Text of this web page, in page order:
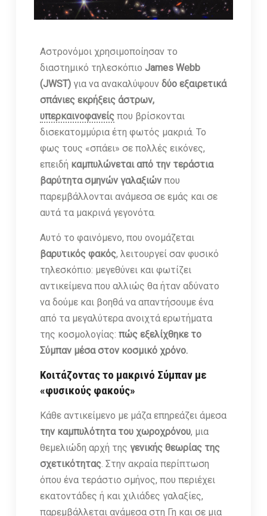
Αστρονόμοι χρησιμοποίησαν το
διαστημικό τηλεσκόπιο James Webb
(JWST)για να ανακαλύψουν δύο εξαιρετικά
σπάνιες εκρήξεις άστρων,
υπερκαινοφανείς που βρίσκονται
δισεκατομμύρια έτη φωτός μακριά. Το
φως τους «σπάει» σε πολλές εικόνες,
επειδή καμπυλώνεται από την τεράστια
βαρύτητα σμηνών γαλαξιώνπου
παρεμβάλλονται ανάμεσα σε εμάς και σε
αυτά τα μακρινά γεγονότα.
Αυτό το φαινόμενο, που ονομάζεται
βαρυτικός φακός, λειτουργεί σαν φυσικό
τηλεσκόπιο: μεγεθύνει και φωτίζει
αντικείμενα που αλλιώς θα ήταν αδύνατο
να δούμε και βοηθά να απαντήσουμε ένα
από τα μεγαλύτερα ανοιχτά ερωτήματα
της κοσμολογίας: πώς εξελίχθηκε το
Σύμπαν μέσα στον κοσμικό χρόνο.
Κοιτάζοντας το μακρινό Σύμπαν με
«φυσικούς φακούς»
Κάθε αντικείμενο με μάζα επηρεάζει άμεσα
την καμπυλότητα του χωροχρόνου, μια
θεμελιώδη αρχή της γενικής θεωρίας της
σχετικότητας. Στην ακραία περίπτωση
όπου ένα τεράστιο σμήνος, που περιέχει
εκατοντάδες ή και χιλιάδες γαλαξίες,
παρεμβάλλεται ανάμεσα στη Γη και σε μια